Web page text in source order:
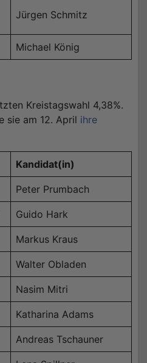
Jürgen Schmitz
Michael König
Kreistagswahl 4,38%.
sie am 12. April ihre
Kandidat(in)
Peter Prumbach
Guido Hark
Markus Kraus
Walter Obladen
Nasim Mitri
Katharina Adams
Andreas Tschauner